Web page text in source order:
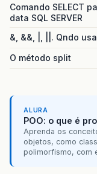
Comando SELECT
data SQL SERVER
&, &&, |, ||. Qndo
O método split
ALURA
POO: o que é
Aprenda os
objetos, como
polimorfismo, com